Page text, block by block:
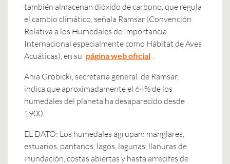
también almacenan dióxido de carbono, que regula
el cambio climático, señala Ramsar (Convención
Relativa a los Humedales de Importancia
Internacional especialmente como Hábitat de Aves
Acuáticas), en su página web oficial
Ania Grobicki, secretaria general de Ramsar,
indica que aproximadamente el 64% de los
humedales del planeta ha desaparecido desde
1900.
EL DATO: Los humedales agrupan: manglares,
estuarios, pantanos, lagos, lagunas, llanuras de
inundación, costas abiertas y hasta arrecifes de